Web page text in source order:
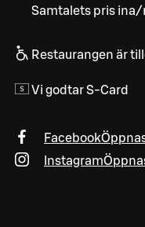
Samtalets pris ina/
Restaurangen är
Vi godtar S-Card
Facebook
Instagram